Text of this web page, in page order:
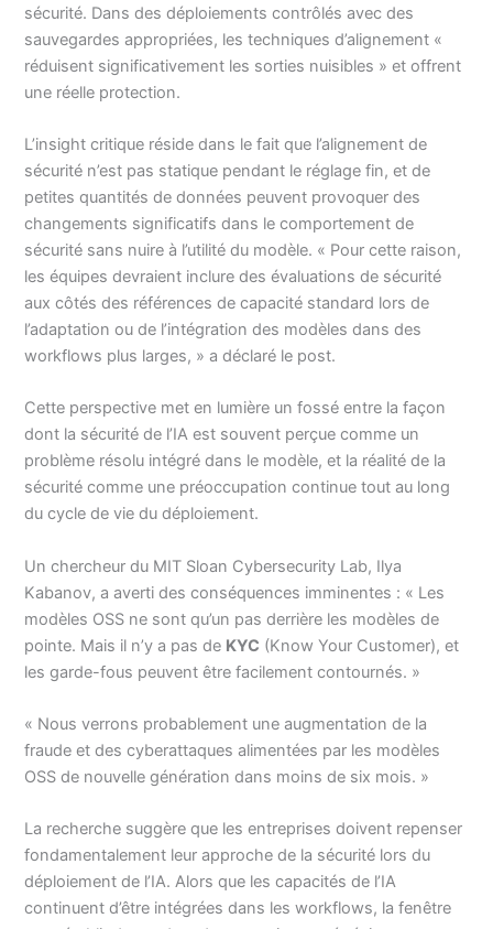
sécurité. Dans des déploiements contrôlés avec des
sauvegardes appropriées, les techniques d’alignement «
réduisent significativement les sorties nuisibles » et offrent
une réelle protection.
L’insight critique réside dans le fait que l’alignement de
sécurité n’est pas statique pendant le réglage fin, et de
petites quantités de données peuvent provoquer des
changements significatifs dans le comportement de
sécurité sans nuire à l’utilité du modèle. « Pour cette raison,
les équipes devraient inclure des évaluations de sécurité
aux côtés des références de capacité standard lors de
l’adaptation ou de l’intégration des modèles dans des
workflows plus larges, » a déclaré le post.
Cette perspective met en lumière un fossé entre la façon
dont la sécurité de l’IA est souvent perçue comme un
problème résolu intégré dans le modèle, et la réalité de la
sécurité comme une préoccupation continue tout au long
du cycle de vie du déploiement.
Un chercheur du MIT Sloan Cybersecurity Lab, Ilya
Kabanov, a averti des conséquences imminentes : « Les
modèles OSS ne sont qu’un pas derrière les modèles de
pointe. Mais il n’y a pas de KYC (Know Your Customer), et
les garde-fous peuvent être facilement contournés. »
« Nous verrons probablement une augmentation de la
fraude et des cyberattaques alimentées par les modèles
OSS de nouvelle génération dans moins de six mois. »
La recherche suggère que les entreprises doivent repenser
fondamentalement leur approche de la sécurité lors du
déploiement de l’IA. Alors que les capacités de l’IA
continuent d’être intégrées dans les workflows, la fenêtre